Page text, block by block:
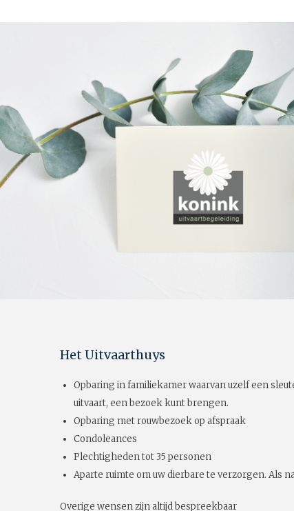
Het Uitvaarthuys
Opbaring in familiekamer waarvan uzelf een
uitvaart, een bezoek kunt brengen.
Opbaring met rouwbezoek op afspraak
Condoleances
Plechtigheden tot 35 personen
Aparte ruimte om uw dierbare te verzorgen. Als
Overige wensen zijn altijd bespreekbaar